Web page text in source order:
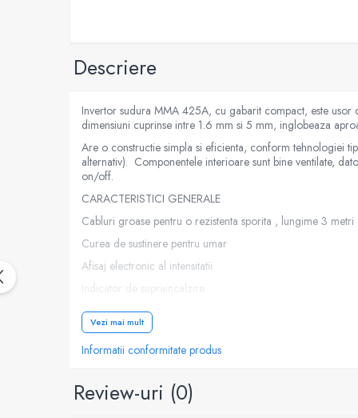
Generatoare
Masini tuns animale
Mori & Batoze
Motoburghie
Motocultoare
Suflanta frunze
Zdrobitori si Teascuri fructe
Piese atomizoare
Piese compresor
Piese generatoare
Descriere
Invertor sudura MMA 425A, cu gabarit compact, este
dimensiuni cuprinse intre 1.6 mm si 5 mm, inglobeaza
Are o constructie simpla si eficienta, conform tehnologiei
alternativ). Componentele interioare sunt bine ventilate,
on/off.
CARACTERISTICI GENERALE
Cabluri groase pentru o rezistenta sporita , lungime 3 metri
Curea de sustinere pentru umar
Afisaj electronic al intensitatii
Indicator de supraincalzire
Resistenta sporita la socuri
Sudare manuala cu arc ( MMA )
Curent de sudare permanent
Hot Start ( Hot Start )
Vezi mai mult
Informatii conformitate produs
Review-uri (0)